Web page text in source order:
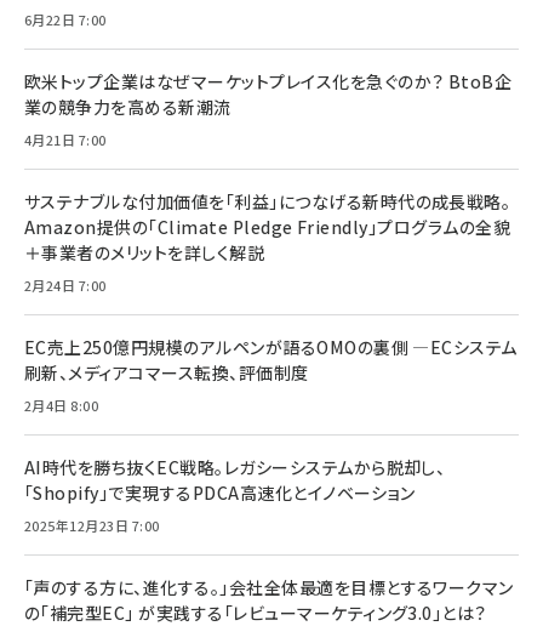
6月22日 7:00
欧米トップ企業はなぜマーケットプレイス化を急ぐのか？ BtoB企
業の競争力を高める新潮流
4月21日 7:00
サステナブルな付加価値を「利益」につなげる新時代の成長戦略。
Amazon提供の「Climate Pledge Friendly」プログラムの全貌
＋事業者のメリットを詳しく解説
2月24日 7:00
EC売上250億円規模のアルペンが語るOMOの裏側 ―ECシステム
刷新、メディアコマース転換、評価制度
2月4日 8:00
AI時代を勝ち抜くEC戦略。レガシーシステムから脱却し、
「Shopify」で実現するPDCA高速化とイノベーション
2025年12月23日 7:00
「声のする方に、進化する。」会社全体最適を目標とするワークマン
の「補完型EC」 が実践する「レビューマーケティング3.0」とは？